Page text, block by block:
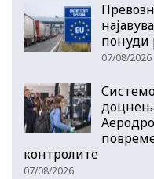
понуди
07/08/2026
контролите
07/08/2026